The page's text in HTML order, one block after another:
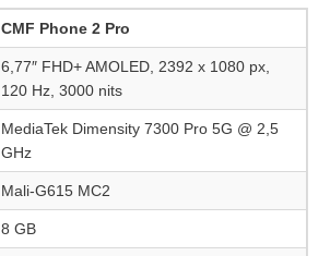
CMF Phone 2 Pro
6,77″ FHD+ AMOLED, 2392 x 1080 px,
120 Hz, 3000 nits
MediaTek Dimensity 7300 Pro 5G @ 2,5
GHz
Mali-G615 MC2
8 GB